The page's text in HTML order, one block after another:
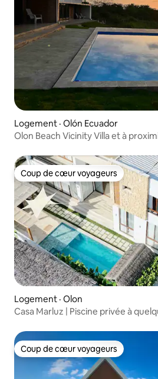
Logement · Olón Ecuador
Olon Beach Vicinity Villa et à
Coup de cœur voyageurs
Coup de cœur voyageurs
Logement · Olon
Casa Marluz | Piscine privée à
Coup de cœur voyageurs
Coup de cœur voyageurs